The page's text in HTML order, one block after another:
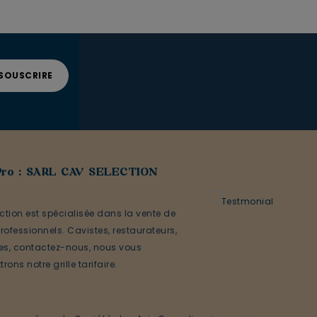
: SARL CAV SELECTION
est spécialisée dans la vente de
Cavistes, restaurateurs,
contactez-nous, nous vous
notre grille tarifaire.